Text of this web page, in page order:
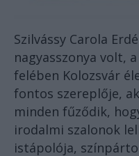
Szilvássy Carola
nagyasszonya volt,
felében Kolozsvár
fontos szereplője,
minden fűződik,
irodalmi szalonok
istápolója,